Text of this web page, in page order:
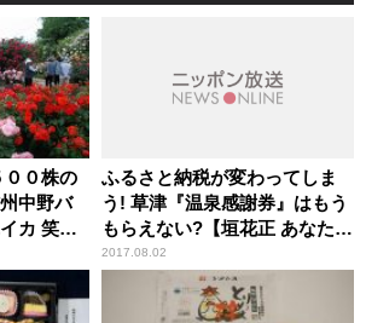
００株の
中野バ
カ 笑顔
ふるさと納税が変わってしま
う! 草津『温泉感謝券』はもう
もらえない?【垣花正 あなたと
ハッピー！9時の聞きどこ】
2017.08.02